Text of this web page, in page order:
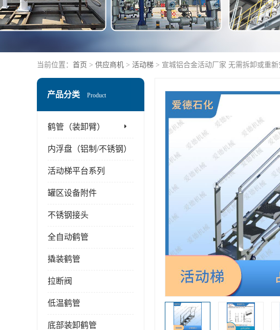
当前位置： 首页 > 供应商机 > 活动梯 > 宣城铝合金活动厂家 无需拆卸或重
产品分类 Product
鹤管（装卸臂）
内浮盘（铝制/不锈钢）
活动梯平台系列
罐区设备附件
不锈钢接头
全自动鹤管
撬装鹤管
拉断阀
低温鹤管
底部装卸鹤管